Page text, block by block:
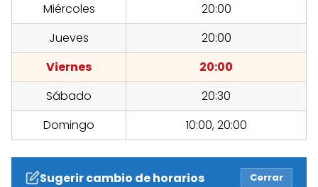
Miércoles
20:00
Jueves
20:00
Viernes
20:00
Sábado
20:30
Domingo
10:00, 20:00
Sugerir cambio de horarios Cerrar